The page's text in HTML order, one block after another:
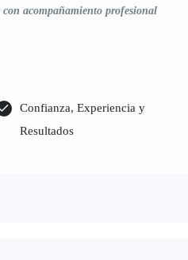
acompañamiento profesional
Confianza, Experiencia y
Resultados